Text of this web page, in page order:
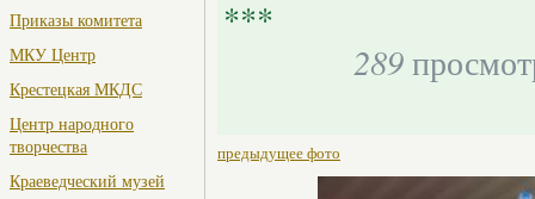
Приказы комитета
МКУ Центр
Крестецкая МКДС
Центр народного
творчества
Краеведческий музей
***
289
предыдущее фото